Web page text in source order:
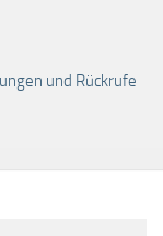
und Rückrufe